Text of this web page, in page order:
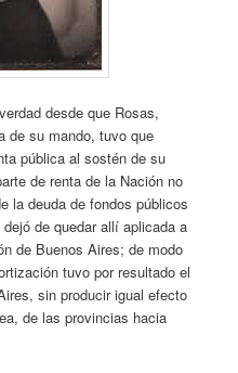
desde que Rosas,
de su mando, tuvo que
pública al sostén de su
de renta de la Nación no
la deuda de fondos públicos
de quedar allí aplicada a
de Buenos Aires; de modo
tuvo por resultado el
sin producir igual efecto
de las provincias hacia